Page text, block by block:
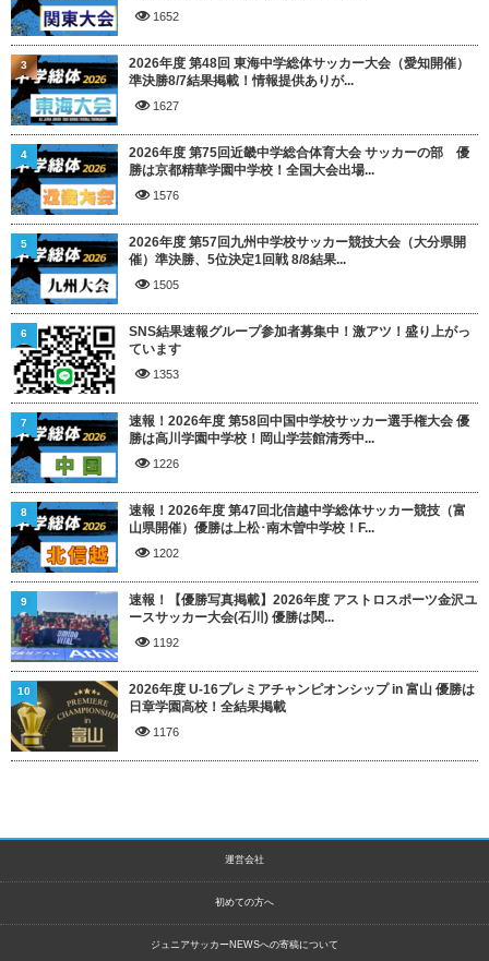
1652
2026年度 第48回 東海中学総体サッカー大会（愛知開催）
準決勝8/7結果掲載！情報提供ありが...
1627
3
2026年度 第75回近畿中学総合体育大会 サッカーの部 優
勝は京都精華学園中学校！全国大会出場...
1576
4
2026年度 第57回九州中学校サッカー競技大会（大分県開
催）準決勝、5位決定1回戦 8/8結果...
1505
5
SNS結果速報グループ参加者募集中！激アツ！盛り上がっ
ています
1353
6
速報！2026年度 第58回中国中学校サッカー選手権大会 優
勝は高川学園中学校！岡山学芸館清秀中...
1226
7
速報！2026年度 第47回北信越中学総体サッカー競技（富
山県開催）優勝は上松･南木曽中学校！F...
1202
8
速報！【優勝写真掲載】2026年度 アストロスポーツ金沢ユ
ースサッカー大会(石川) 優勝は関...
1192
9
2026年度 U-16プレミアチャンピオンシップ in 富山 優勝は
日章学園高校！全結果掲載
1176
10
運営会社
初めての方へ
ジュニアサッカーNEWSへの寄稿について